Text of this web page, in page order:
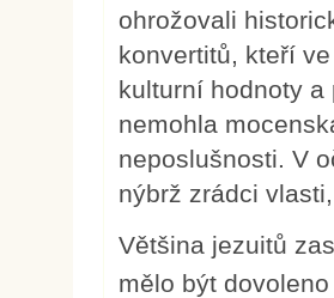
ohrožovali
konvertitů, kteří
kulturní hodnoty
nemohla
neposlušnosti. V
nýbrž zrádci
Většina jezuitů
mělo být